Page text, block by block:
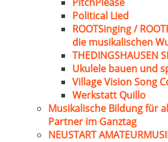
Political Lied
ROOTSinging /
die musikalischen
THEDINGSHAUSEN
Ukulele bauen und
Village Vision Song
Werkstatt Quillo
Musikalische Bildung für
Partner im Ganztag
NEUSTART